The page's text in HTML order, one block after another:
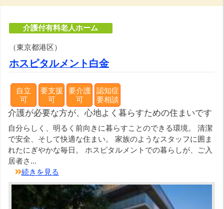
介護付有料老人ホーム
（東京都港区）
ホスピタルメント白金
自立
可
要支援
可
要介護
可
認知症
要相談
介護が必要な方が、心地よく暮らすための住まいです
自分らしく、明るく前向きに暮らすことのできる環境。 清潔
で安全、そして快適な住まい。 家族のようなスタッフに囲ま
れたにぎやかな毎日。 ホスピタルメントでの暮らしが、ご入
居者さ...
続きを見る